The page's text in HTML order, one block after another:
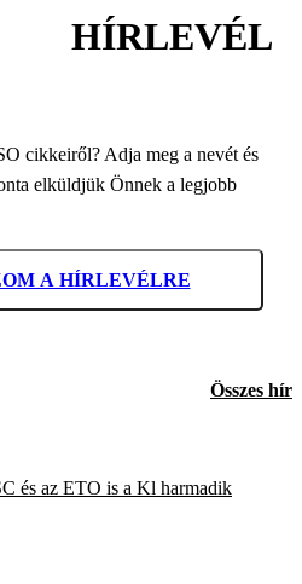
HÍRLEVÉL
cikkeiről? Adja meg a nevét és
elküldjük Önnek a legjobb
A HÍRLEVÉLRE
Összes hír
és az ETO is a Kl harmadik